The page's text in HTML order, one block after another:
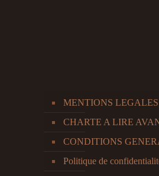
MENTIONS LEGALES
CHARTE A LIRE
CONDITIONS
Politique de